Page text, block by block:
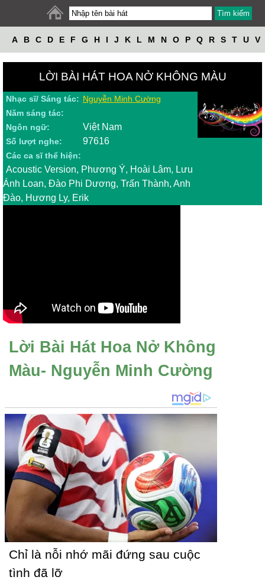
A B C D E F G H I J K L M N O P Q R S T U V
LỜI BÀI HÁT HOA NỞ KHÔNG MÀU
Nhạc sĩ/ Sáng tác: Nguyễn Minh Cường
Năm sáng tác:
Ngôn ngữ:
Việt Nam
Số lượt nghe: 97616
Các ca sĩ thể hiện:
Acoustic Version, Phương Ý, Hoài Lâm, Lưu
Ánh Loan, Đào Phi Dương, Trấn Thành, Anh
Đào, Hương Ly, Erik
Lời Bài Hát Hoa Nở Không
Màu- Nguyễn Minh Cường
Ϲhỉ là nỗi nhớ mãi đứng sau cuộc
tình đã lỡ